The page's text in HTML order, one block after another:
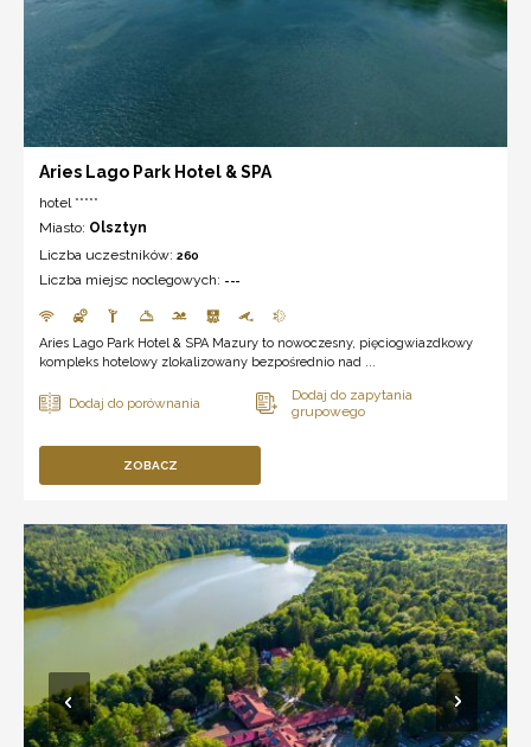
Aries Lago Park Hotel & SPA
hotel *****
Miasto: Olsztyn
Liczba uczestników: 260
Liczba miejsc noclegowych: ---
Aries Lago Park Hotel & SPA Mazury to nowoczesny, pięciogwiazdkowy
kompleks hotelowy zlokalizowany bezpośrednio nad ...
ZOBACZ